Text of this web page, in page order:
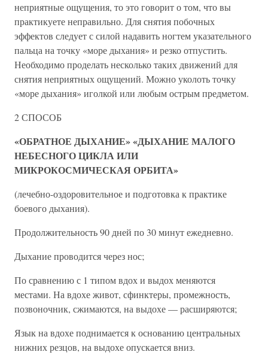
неприятные ощущения, то это говорит о том, что вы
практикуете неправильно. Для снятия побочных
эффектов следует с силой надавить ногтем указательного
пальца на точку «море дыхания» и резко отпустить.
Необходимо проделать несколько таких движений для
снятия неприятных ощущений. Можно уколоть точку
«море дыхания» иголкой или любым острым предметом.
2 СПОСОБ
«ОБРАТНОЕ ДЫХАНИЕ» «ДЫХАНИЕ МАЛОГО
НЕБЕСНОГО ЦИКЛА ИЛИ
МИКРОКОСМИЧЕСКАЯ ОРБИТА»
(лечебно-оздоровительное и подготовка к практике
боевого дыхания).
Продолжительность 90 дней по 30 минут ежедневно.
Дыхание проводится через нос;
По сравнению с 1 типом вдох и выдох меняются
местами. На вдохе живот, сфинктеры, промежность,
позвоночник, сжимаются, на выдохе — расширяются;
Язык на вдохе поднимается к основанию центральных
нижних резцов, на выдохе опускается вниз.